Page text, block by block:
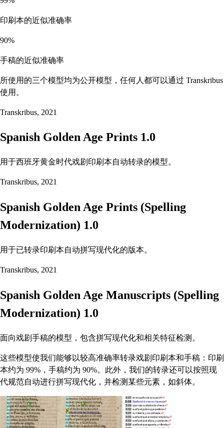
印刷本的近似准确率
90%
手稿的近似准确率
所使用的三个模型均为公开模型，任何人都可以通过 Transkribus
使用。
Transkribus, 2021
Spanish Golden Age Prints 1.0
用于西班牙黄金时代戏剧印刷本自动转录的模型。
Transkribus, 2021
Spanish Golden Age Prints (Spelling
Modernization) 1.0
用于已转录印刷本自动拼写现代化的版本。
Transkribus, 2021
Spanish Golden Age Manuscripts (Spelling
Modernization) 1.0
面向戏剧手稿的模型，包含拼写现代化和相关特征检测。
这些模型使我们能够以较高准确率转录戏剧印刷本和手稿：印刷
本约为 99%，手稿约为 90%。此外，我们的转录还可以按照现
代规范自动进行拼写现代化，并检测某些元素，如斜体。